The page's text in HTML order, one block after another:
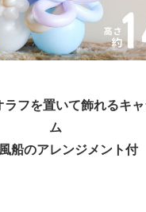
フを置いて飾れるキ
ム
船のアレンジメント付